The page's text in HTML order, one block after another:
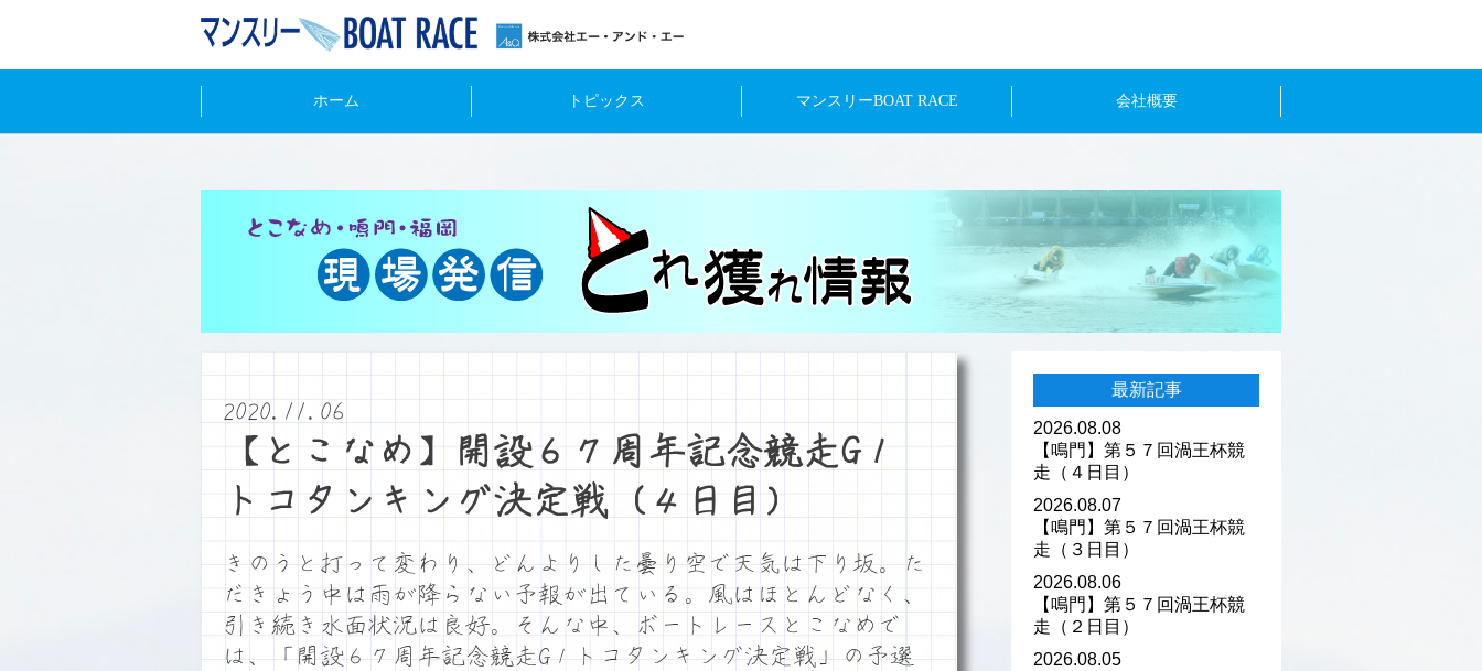
ホーム トピックス マンスリーBOAT RACE 会社概要
2020.11.06
【とこなめ】開設６７周年記念競走G１
トコタンキング決定戦（４日目）
きのうと打って変わり、どんよりした曇り空で天気は下り坂。た
だきょう中は雨が降らない予報が出ている。風はほとんどなく、
引き続き水面状況は良好。そんな中、ボートレースとこなめで
は、「開設６７周年記念競走G１トコタンキング決定戦」の予選
最新記事
2026.08.08
【鳴門】第５７回渦王杯競
走（４日目）
2026.08.07
【鳴門】第５７回渦王杯競
走（３日目）
2026.08.06
【鳴門】第５７回渦王杯競
走（２日目）
2026.08.05